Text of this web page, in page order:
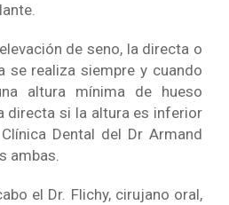
de seno, la directa o
se realiza siempre y cuando
altura mínima de hueso
directa si la altura es inferior
Dental del Dr Armand
ambas.
el Dr. Flichy, cirujano oral,